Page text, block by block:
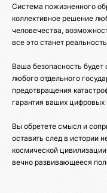
Система пожизненного
коллективное решение
человечества,
все это станет
Ваша безопасность
любого отдельного
предотвращения
гарантия ваших цифровых
Вы обретете смысл и
оставить след в истории
космической
вечно развивающееся